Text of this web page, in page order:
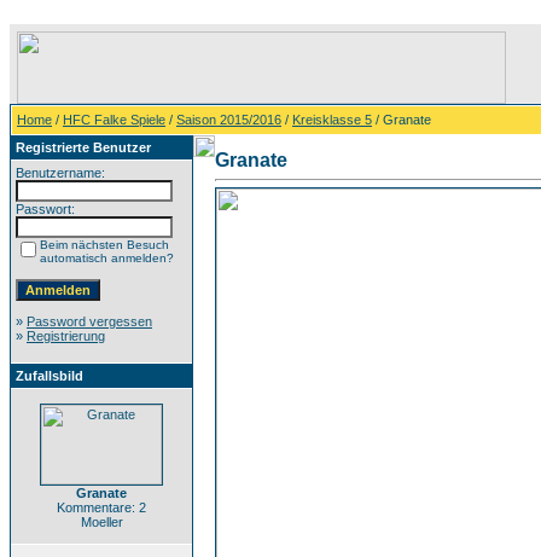
Home / HFC Falke Spiele / Saison 2015/2016 / Kreisklasse 5 / Granate
Registrierte Benutzer
Benutzername:
Passwort:
Beim nächsten Besuch
automatisch anmelden?
» Password vergessen
» Registrierung
Zufallsbild
Granate
Kommentare: 2
Moeller
Granate